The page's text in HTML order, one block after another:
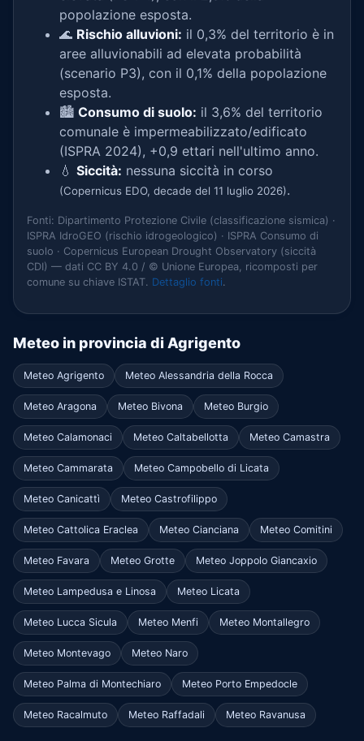
popolazione esposta.
🌊 Rischio alluvioni: il 0,3% del territorio è in
aree alluvionabili ad elevata probabilità
(scenario P3), con il 0,1% della popolazione
esposta.
🏙️ Consumo di suolo: il 3,6% del territorio
comunale è impermeabilizzato/edificato
(ISPRA 2024), +0,9 ettari nell'ultimo anno.
💧 Siccità: nessuna siccità in corso
(Copernicus EDO, decade del 11 luglio 2026).
Fonti: Dipartimento Protezione Civile (classificazione sismica) ·
ISPRA IdroGEO (rischio idrogeologico) · ISPRA Consumo di
suolo · Copernicus European Drought Observatory (siccità
CDI) — dati CC BY 4.0 / © Unione Europea, ricomposti per
comune su chiave ISTAT. Dettaglio fonti.
Meteo in provincia di Agrigento
Meteo Agrigento Meteo Alessandria della Rocca
Meteo Aragona Meteo Bivona Meteo Burgio
Meteo Calamonaci Meteo Caltabellotta Meteo Camastra
Meteo Cammarata Meteo Campobello di Licata
Meteo Canicattì Meteo Castrofilippo
Meteo Cattolica Eraclea Meteo Cianciana Meteo Comitini
Meteo Favara Meteo Grotte Meteo Joppolo Giancaxio
Meteo Lampedusa e Linosa Meteo Licata
Meteo Lucca Sicula Meteo Menfi Meteo Montallegro
Meteo Montevago Meteo Naro
Meteo Palma di Montechiaro Meteo Porto Empedocle
Meteo Racalmuto Meteo Raffadali Meteo Ravanusa